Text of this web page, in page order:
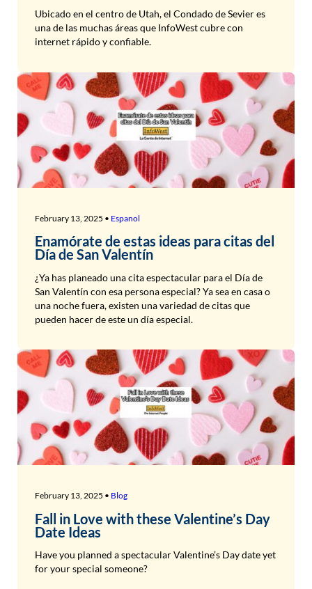
Ubicado en el centro de Utah, el Condado de Sevier es
una de las muchas áreas que InfoWest cubre con
internet rápido y confiable.
February 13, 2025 • Espanol
Enamórate de estas ideas para citas del
Día de San Valentín
¿Ya has planeado una cita espectacular para el Día de
San Valentín con esa persona especial? Ya sea en casa o
una noche fuera, existen una variedad de citas que
pueden hacer de este un día especial.
February 13, 2025 • Blog
Fall in Love with these Valentine’s Day
Date Ideas
Have you planned a spectacular Valentine’s Day date yet
for your special someone?